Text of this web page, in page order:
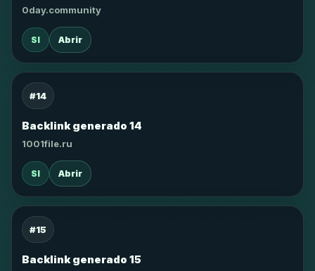
0day.community
SI Abrir
#14
Backlink generado 14
1001file.ru
SI Abrir
#15
Backlink generado 15